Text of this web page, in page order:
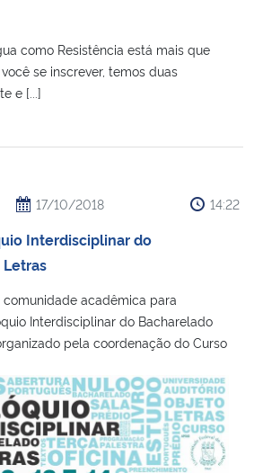
como Resistência está mais que
se inscrever, temos duas
e [...]
17/10/2018 14:22
Interdisciplinar do
acadêmica para
Interdisciplinar do Bacharelado
pela coordenação do Curso